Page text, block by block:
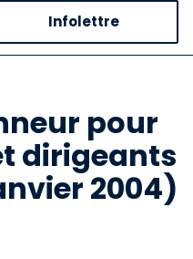
médias
Infolettre
pour
dirigeants
2004)